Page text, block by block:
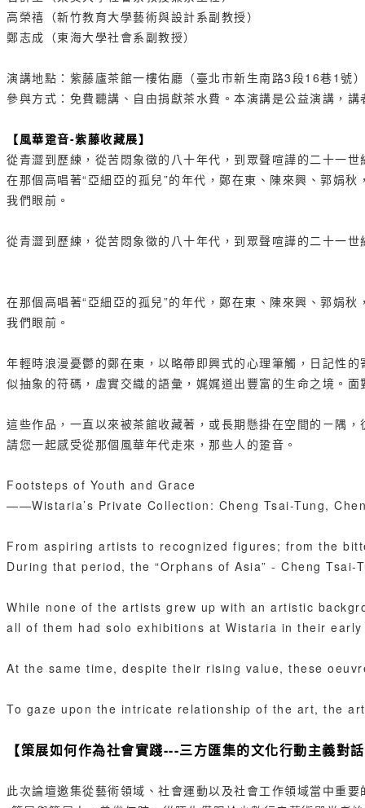
高榮禧（新竹教育大學藝術與設計系副教授）
鄭志成（東海大學社會系副教授）
演講地點：紫藤廬茶館一樓佑廳（臺北市新生南路3段16巷1號）
參與方式：免費聽講、自由捐獻茶水費。本演講是公益演講，
【風華跫音-紫藤收藏展】
從青澀到歷練，從苦悶象徵的八十年代，到眾聲喧譁的二十一世
在那個高唱著“亞細亞的孤兒”的年代，鄭在東、陳來興、郭娟
我們眼前。
從青澀到歷練，從苦悶象徵的八十年代，到眾聲喧譁的二十一世
在那個高唱著“亞細亞的孤兒”的年代，鄭在東、陳來興、郭娟
我們眼前。
年輕時浪漫憂鬱的鄭在東，以略帶即興式的心理筆觸，日記性
似抽象的符碼，虛實交織的語彙，娓娓道出豐富的生命之境。
這些作品，一直以來被茶館收藏著，或長期懸掛在空間的ㄧ隅
請您一起感受從那個風華年代走來，那些人的跫音。
Footsteps of Youth and Grace
——Wistaria’s Private Collection: Cheng Tsai-Tung,
From aspiring artists to recognized figures; from the
During that period, the “Orphans of Asia” - Cheng
While none of the artists grew up with an artistic
all of them had solo exhibitions at Wistaria in their
At the same time, despite their rising value, these
To gaze upon the intricate relationship of the art, the
【策展如何作為社會實踐---三方匯集的文化​行動主義對
此次論壇邀集從藝術領域、社會運動以及社會工作領域當中重